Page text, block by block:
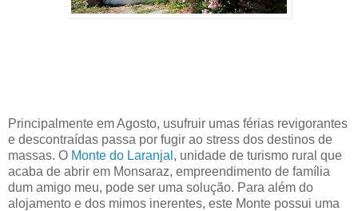
Principalmente em Agosto, usufruir umas férias revigorantes
e descontraídas passa por fugir ao stress dos destinos de
massas. O Monte do Laranjal , unidade de turismo rural que
acaba de abrir em Monsaraz, empreendimento de família
dum amigo meu, pode ser uma solução. Para além do
alojamento e dos mimos inerentes, este Monte possui uma